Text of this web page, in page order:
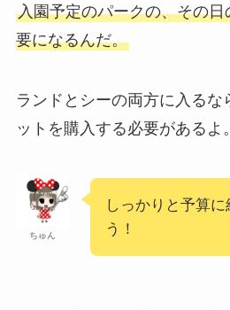
入園予定のパークの、その
要になるんだ。
ランドとシーの両方に入るな
ットを購入する必要があるよ。
ちゅん
しっかりと予算に
う！